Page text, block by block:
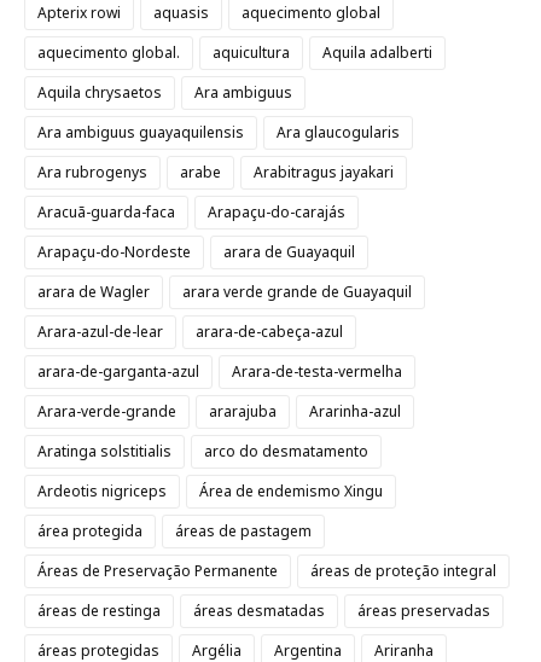
Apterix rowi
aquasis
aquecimento global
aquecimento global.
aquicultura
Aquila adalberti
Aquila chrysaetos
Ara ambiguus
Ara ambiguus guayaquilensis
Ara glaucogularis
Ara rubrogenys
arabe
Arabitragus jayakari
Aracuã-guarda-faca
Arapaçu-do-carajás
Arapaçu-do-Nordeste
arara de Guayaquil
arara de Wagler
arara verde grande de Guayaquil
Arara-azul-de-lear
arara-de-cabeça-azul
arara-de-garganta-azul
Arara-de-testa-vermelha
Arara-verde-grande
ararajuba
Ararinha-azul
Aratinga solstitialis
arco do desmatamento
Ardeotis nigriceps
Área de endemismo Xingu
área protegida
áreas de pastagem
Áreas de Preservação Permanente
áreas de proteção integral
áreas de restinga
áreas desmatadas
áreas preservadas
áreas protegidas
Argélia Argentina
Ariranha